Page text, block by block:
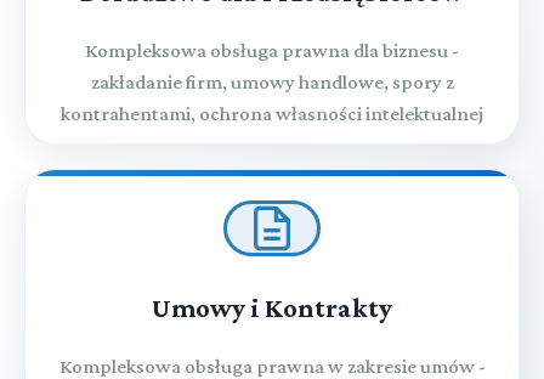
Kompleksowa obsługa prawna dla biznesu -
zakładanie firm, umowy handlowe, spory z
kontrahentami, ochrona własności intelektualnej
Umowy i Kontrakty
Kompleksowa obsługa prawna w zakresie umów -